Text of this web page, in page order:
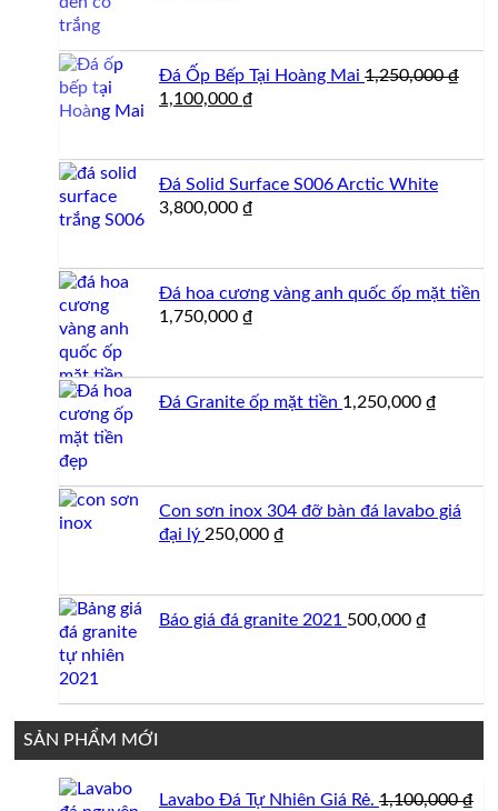
600,000 ₫.
Đá Ốp Bếp Tại Hoàng Mai 1,250,000₫
Giá
1,100,000 ₫
1,100,000 ₫.
Đá Solid Surface S006 Arctic White
3,800,000 ₫
Đá hoa cương vàng anh quốc ốp mặt tiền
1,750,000 ₫
Đá Granite ốp mặt tiền 1,250,000 ₫
Con sơn inox 304 đỡ bàn đá lavabo giá
đại lý 250,000 ₫
Báo giá đá granite 2021 500,000 ₫
SẢN PHẨM MỚI
Lavabo Đá Tự Nhiên Giá Rẻ. 1,100,000₫